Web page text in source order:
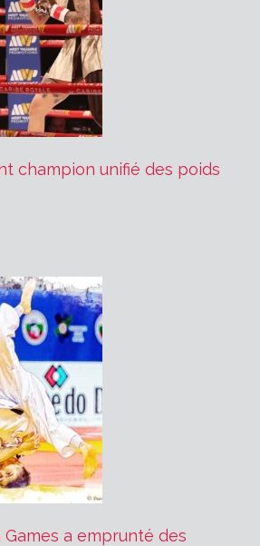
champion unifié des poids
a emprunté des